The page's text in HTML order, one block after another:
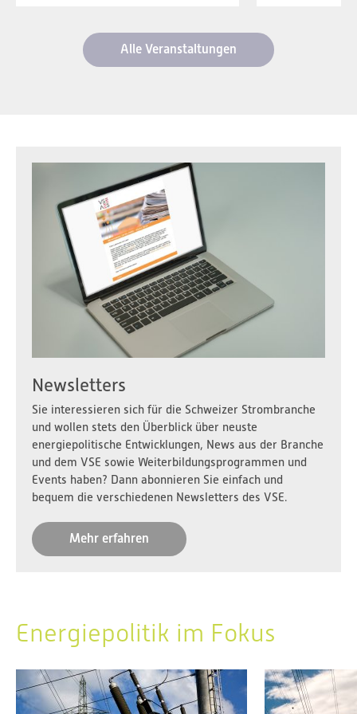
Alle Veranstaltungen
Newsletters
Sie interessieren sich für die Schweizer Strombranche
und wollen stets den Überblick über neuste
energiepolitische Entwicklungen, News aus der Branche
und dem VSE sowie Weiterbildungsprogrammen und
Events haben? Dann abonnieren Sie einfach und
bequem die verschiedenen Newsletters des VSE.
Mehr erfahren
Energiepolitik im Fokus